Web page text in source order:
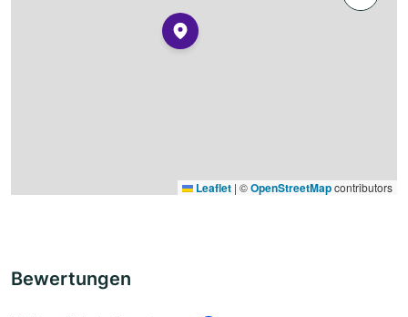
Leaflet | ©OpenStreetMapcontributors
Bewertungen